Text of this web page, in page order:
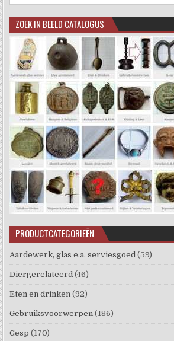
ZOEK IN BEELD CATALOGUS
PRODUCTCATEGORIEËN
Aardewerk, glas e.a. serviesgoed (59)
Diergerelateerd (46)
Eten en drinken (92)
Gebruiksvoorwerpen (186)
Gesp (170)